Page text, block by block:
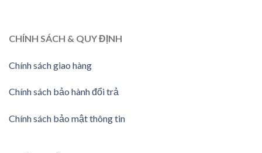
CHÍNH SÁCH & QUY ĐỊNH
Chính sách giao hàng
Chính sách bảo hành đổi trả
Chính sách bảo mật thông tin